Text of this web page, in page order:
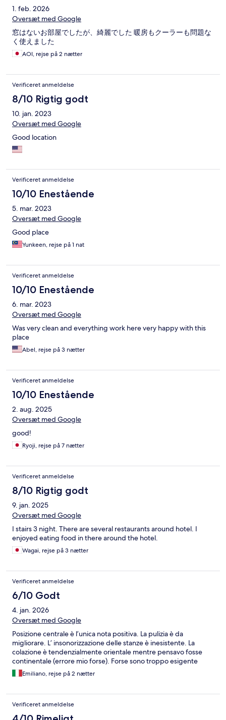
1. feb. 2026
Oversæt med Google
窓はないお部屋でしたが、綺麗でした 暖房もクーラーも問題な
く使えました
AOI, rejse på 2 nætter
Verificeret anmeldelse
8/10 Rigtig godt
10. jan. 2023
Oversæt med Google
Good location
Verificeret anmeldelse
10/10 Enestående
5. mar. 2023
Oversæt med Google
Good place
Yunkeen, rejse på 1 nat
Verificeret anmeldelse
10/10 Enestående
6. mar. 2023
Oversæt med Google
Was very clean and everything work here very happy with this
place
Abel, rejse på 3 nætter
Verificeret anmeldelse
10/10 Enestående
2. aug. 2025
Oversæt med Google
good!
Ryoji, rejse på 7 nætter
Verificeret anmeldelse
8/10 Rigtig godt
9. jan. 2025
Oversæt med Google
I stairs 3 night. There are several restaurants around hotel. I
enjoyed eating food in there around the hotel.
Wagai, rejse på 3 nætter
Verificeret anmeldelse
6/10 Godt
4. jan. 2026
Oversæt med Google
Posizione centrale è l’unica nota positiva. La pulizia è da
migliorare. L’ insonorizzazione delle stanze è inesistente. La
colazione è tendenzialmente orientale mentre pensavo fosse
continentale (errore mio forse). Forse sono troppo esigente
Emiliano, rejse på 2 nætter
Verificeret anmeldelse